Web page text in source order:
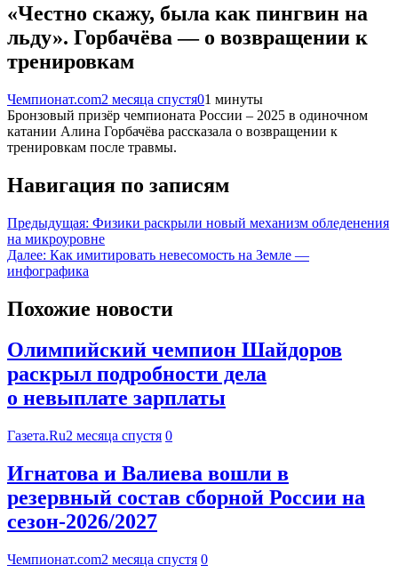
«Честно скажу, была как пингвин на
льду». Горбачёва — о возвращении к
тренировкам
Чемпионат.com2 месяца спустя01 минуты
Бронзовый призёр чемпионата России – 2025 в одиночном
катании Алина Горбачёва рассказала о возвращении к
тренировкам после травмы.
Навигация по записям
Предыдущая: Физики раскрыли новый механизм обледенения
на микроуровне
Далее: Как имитировать невесомость на Земле —
инфографика
Похожие новости
Олимпийский чемпион Шайдоров
раскрыл подробности дела
о невыплате зарплаты
Газета.Ru2 месяца спустя 0
Игнатова и Валиева вошли в
резервный состав сборной России на
сезон-2026/2027
Чемпионат.com2 месяца спустя 0